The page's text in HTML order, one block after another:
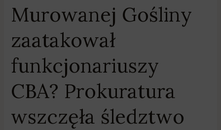
Murowanej Gośliny
zaatakował
funkcjonariuszy
CBA? Prokuratura
wszczęła śledztwo